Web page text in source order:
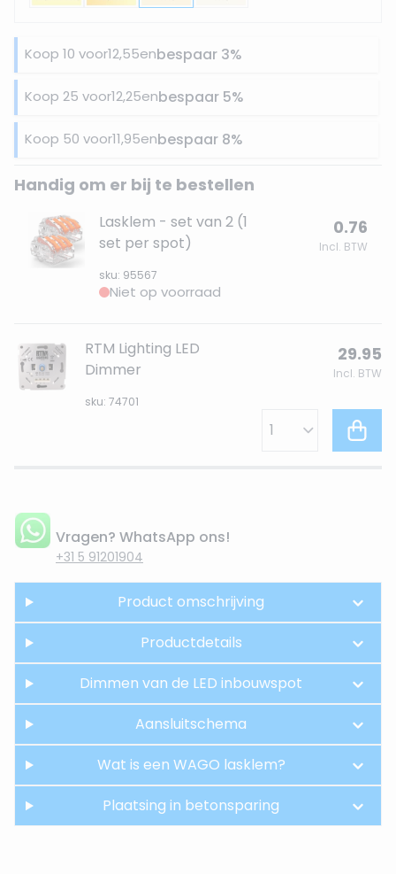
Koop 10 voor12,55enbespaar 3%
Koop 25 voor12,25enbespaar 5%
Koop 50 voor11,95enbespaar 8%
Handig om er bij te bestellen
Lasklem - set van 2 (1
set per spot)
sku: 95567
0.76
Incl. BTW
Niet op voorraad
RTM Lighting LED
Dimmer
sku: 74701
29.95
Incl. BTW
Vragen? WhatsApp ons!
+31 5 91201904
Product omschrijving
Productdetails
Dimmen van de LED inbouwspot
Aansluitschema
Wat is een WAGO lasklem?
Plaatsing in betonsparing